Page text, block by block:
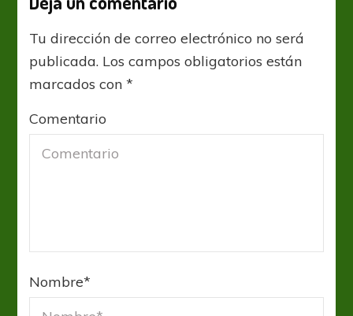
Tu dirección de correo electrónico no será
publicada. Los campos obligatorios están
marcados con*
Comentario
Nombre*